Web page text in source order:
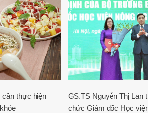
thực hiện
GS.TS Nguyễn Thị Lan
chức Giám đốc Học